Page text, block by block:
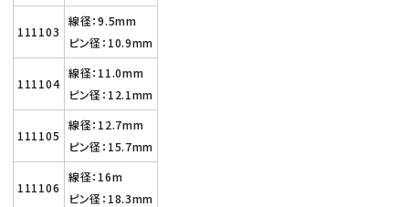
111103
線径：9.5mm
ピン径：10.9mm
111104
線径：11.0mm
ピン径：12.1mm
111105
線径：12.7mm
ピン径：15.7mm
111106
線径：16m
ピン径：18.3mm